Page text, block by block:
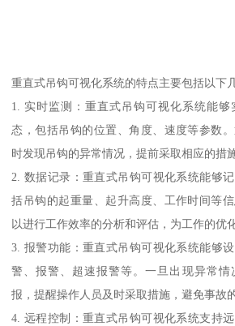
重直式吊钩可视化系统的特点主要包括以下
1. 实时监测：重直式吊钩可视化系统能
态，包括吊钩的位置、角度、速度等参数
时发现吊钩的异常情况，提前采取相应的措
2. 数据记录：重直式吊钩可视化系统能够
括吊钩的起重量、起升高度、工作时间等
以进行工作效率的分析和评估，为工作的优
3. 报警功能：重直式吊钩可视化系统能够
警、报警、超速报警等。一旦出现异常情
报，提醒操作人员及时采取措施，避免事故
4. 远程控制：重直式吊钩可视化系统支持